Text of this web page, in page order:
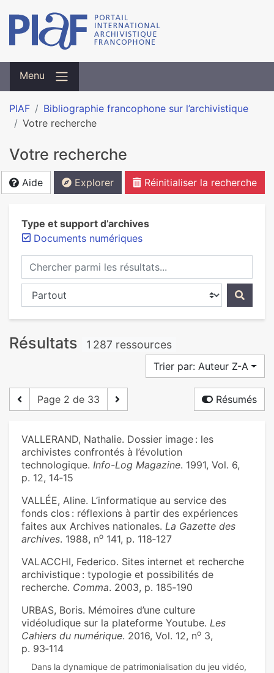
Menu
PIAF
Bibliographie francophone sur l’archivistique
Votre recherche
Votre recherche
Aide Explorer Réinitialiser la recherche
Type et support d’archives
Documents numériques
Chercher parmi les résultats...
Chercher dans...
Résultats 1 287 ressources
Trier par: Auteur Z-A
Page 2 de 33 Résumés
VALLERAND, Nathalie. Dossier image : les
archivistes confrontés à l’évolution
technologique. Info-Log Magazine. 1991, Vol. 6,
p. 12, 14‑15
VALLÉE, Aline. L’informatique au service des
fonds clos : réflexions à partir des expériences
faites aux Archives nationales. La Gazette des
archives. 1988, no 141, p. 118‑127
VALACCHI, Federico. Sites internet et recherche
archivistique : typologie et possibilités de
recherche. Comma. 2003, p. 185‑190
URBAS, Boris. Mémoires d’une culture
vidéoludique sur la plateforme Youtube. Les
Cahiers du numérique. 2016, Vol. 12, no 3,
p. 93‑114
Dans la dynamique de patrimonialisation du jeu vidéo,